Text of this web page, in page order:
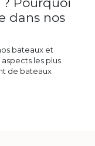
dans nos
bateaux et
les plus
de bateaux